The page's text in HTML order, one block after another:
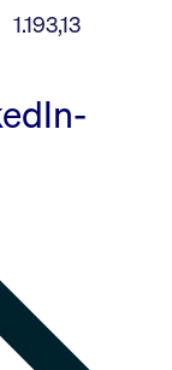
1.193,13